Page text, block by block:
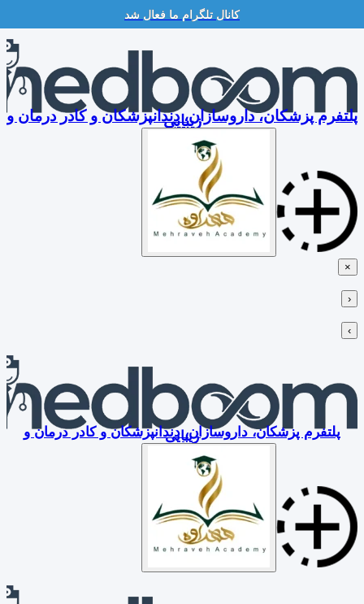
کانال تلگرام ما فعال شد
Skip
content
پلتفرم پزشکان، داروسازان، دندانپزشکان و کادر درمان و
زیبایی
×
‹
›
پلتفرم پزشکان، داروسازان، دندانپزشکان و کادر درمان و
زیبایی